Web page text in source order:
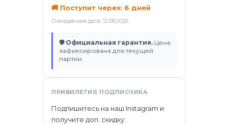
🚚 Поступит через: 6 дней
Ожидаемая дата: 12.08.2026
🛡 Официальная гарантия. Цена
зафиксирована для текущей
партии.
ПРИВИЛЕГИЯ ПОДПИСЧИКА
Подпишитесь на наш Instagram и
получите доп. скидку: